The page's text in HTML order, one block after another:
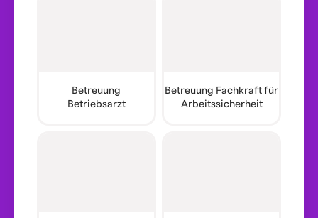
Betreuung
Betriebsarzt
Betreuung Fachkraft für
Arbeitssicherheit